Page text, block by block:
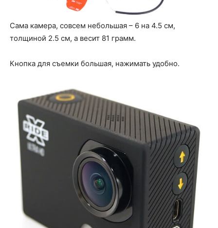
Сама камера, совсем небольшая – 6 на 4.5 см,
толщиной 2.5 см, а весит 81 грамм.
Кнопка для съемки большая, нажимать удобно.